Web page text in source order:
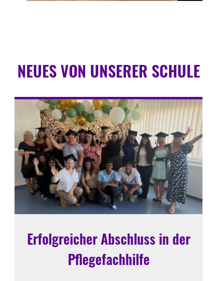
NEUES VON UNSERER SCHULE
Erfolgreicher Abschluss in der
Pflegefachhilfe